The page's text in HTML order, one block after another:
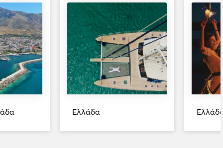
Ελλάδα